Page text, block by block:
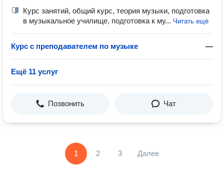
Курс занятий, общий курс, теория музыки, подготовка
в музыкальное училище, подготовка к му... Читать ещё
Курс с преподавателем по музыке —
Ещё 11 услуг
Позвонить Чат
1 2 3 Далее